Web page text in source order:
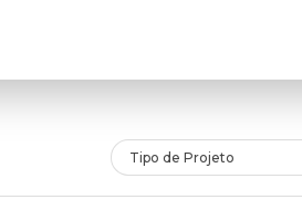
Tipo de Projeto